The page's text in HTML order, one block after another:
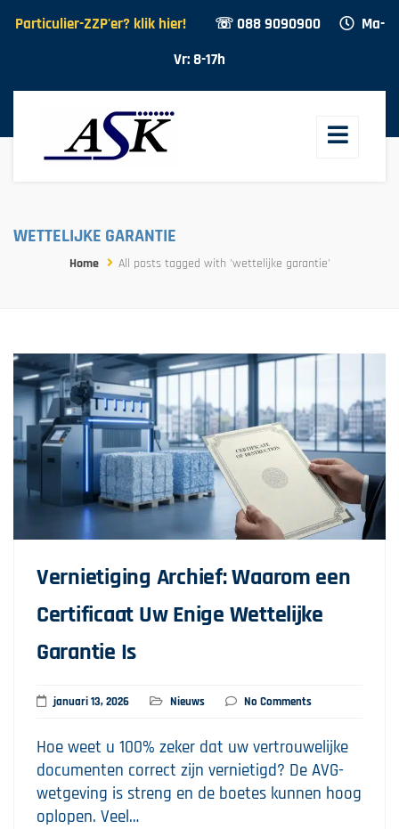
Particulier-ZZP'er? klik hier! ☏ 088 9090900
Ma-
Vr: 8-17h
WETTELIJKE GARANTIE
Home All posts tagged with 'wettelijke garantie'
Vernietiging Archief: Waarom een
Certificaat Uw Enige Wettelijke
Garantie Is
januari 13, 2026 Nieuws No Comments
Hoe weet u 100% zeker dat uw vertrouwelijke
documenten correct zijn vernietigd? De AVG-
wetgeving is streng en de boetes kunnen hoog
oplopen. Veel…